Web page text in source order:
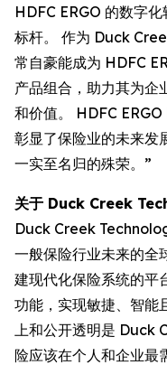
HDFC ERGO 的数字
标杆。 作为 Duck
常自豪能成为 HDFC
产品组合，助力其为企
和价值。 HDFC
彰显了保险业的未来发
一实至名归的殊荣。”
关于 Duck Creek
Duck Creek
一般保险行业未来的全
建现代化保险系统的平
功能，实现敏捷、智能
上和公开透明是 Duck
险应该在个人和企业最